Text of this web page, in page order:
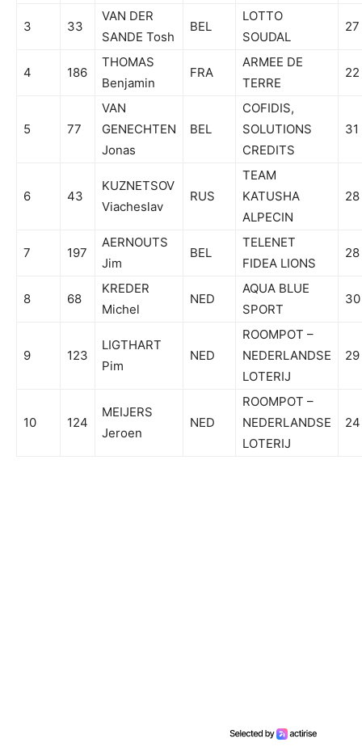
3 33
VAN DER
SANDE Tosh
BEL
LOTTO
SOUDAL
27
4 186
THOMAS
Benjamin
FRA
ARMEE DE
TERRE
22
5 77
VAN
GENECHTEN
Jonas
BEL
COFIDIS,
SOLUTIONS
CREDITS
31
6 43
KUZNETSOV
Viacheslav
RUS
TEAM
KATUSHA
ALPECIN
28
7 197
AERNOUTS
Jim
BEL
TELENET
FIDEA LIONS
28
8 68
KREDER
Michel
NED
AQUA BLUE
SPORT
30
9 123
LIGTHART
Pim
NED
ROOMPOT –
NEDERLANDSE
LOTERIJ
29
10 124
MEIJERS
Jeroen
NED
ROOMPOT –
NEDERLANDSE
LOTERIJ
24